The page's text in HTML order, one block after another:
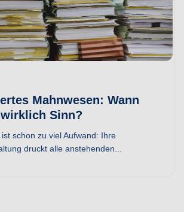
Mahnwesen: Wann
Sinn?
schon zu viel Aufwand: Ihre
druckt alle anstehenden...